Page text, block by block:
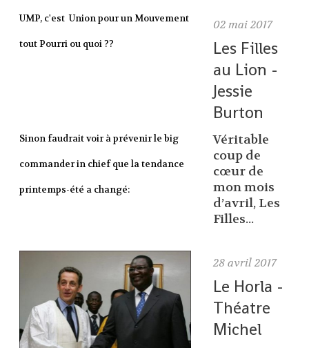
UMP, c'est Union pour un Mouvement
tout Pourri ou quoi ??
Sinon faudrait voir à prévenir le big
commander in chief que la tendance
printemps-été a changé:
02 mai 2017
Les Filles
au Lion -
Jessie
Burton
Véritable
coup de
cœur de
mon mois
d’avril, Les
Filles...
28 avril 2017
Le Horla -
Théatre
Michel